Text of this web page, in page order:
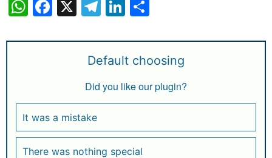
W
at
p
p
F
c
o
o
k
X T
e
g
ra
m
Li
k
e
dI
n
ar
e
Default choosing
Did you like our plugin?
It was a mistake
There was nothing special